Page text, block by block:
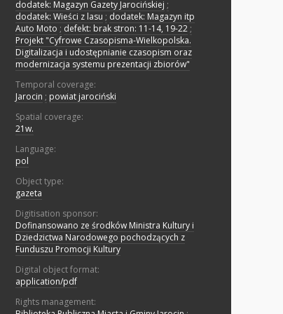
dodatek: Magazyn Gazety Jarocińskiej ;
dodatek: Wieści z lasu ; dodatek: Magazyn itp
Auto Moto ; defekt: brak stron: 11-14, 19-22 ;
Projekt "Cyfrowe Czasopisma-Wielkopolska.
Digitalizacja i udostępnianie czasopism oraz
modernizacja systemu prezentacji zbiorów"
Temporal coverage:
Jarocin ; powiat jarociński
Spatial coverage:
21w.
Language:
pol
Object type:
gazeta
Digitisation sponsor:
Dofinansowano ze środków Ministra Kultury i
Dziedzictwa Narodowego pochodzących z
Funduszu Promocji Kultury
Digital object format:
application/pdf
Rights management: